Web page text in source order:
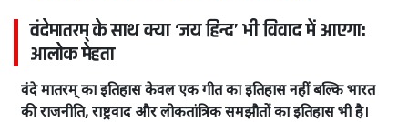
वंदेमातरम् के साथ क्या ‘जय हिन्द’ भी विवाद में आएगा:
आलोक मेहता
वंदे मातरम् का इतिहास केवल एक गीत का इतिहास नहीं बल्कि भारत
की राजनीति, राष्ट्रवाद और लोकतांत्रिक समझौतों का इतिहास भी है।